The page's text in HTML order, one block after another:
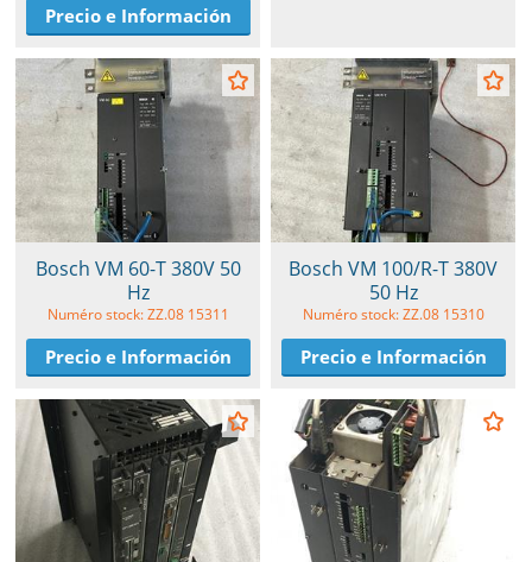
Precio e Información
Bosch VM 60-T 380V 50
Hz
Numéro stock: ZZ.08 15311
Precio e Información
Bosch VM 100/R-T 380V
50 Hz
Numéro stock: ZZ.08 15310
Precio e Información